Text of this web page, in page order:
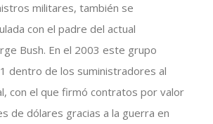
militares, también se
con el padre del actual
Bush. En el 2003 este grupo
dentro de los suministradores al
con el que firmó contratos por valor
de dólares gracias a la guerra en